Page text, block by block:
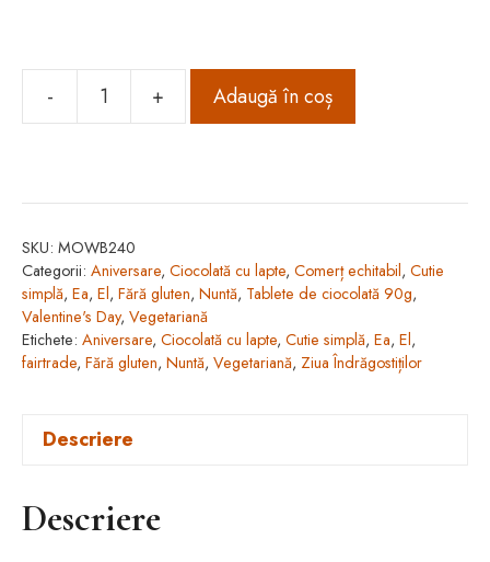
-
Cantitate
ciocolată
lapte
Love
Heart
(90g)
+ Adaugă în coș
SKU: MOWB240
Categorii: Aniversare, Ciocolată cu lapte, Comerț echitabil, Cutie
simplă, Ea, El, Fără gluten, Nuntă, Tablete de ciocolată 90g,
Valentine's Day, Vegetariană
Etichete: Aniversare, Ciocolată cu lapte, Cutie simplă, Ea, El,
fairtrade, Fără gluten, Nuntă, Vegetariană, Ziua Îndrăgostiților
Descriere
Descriere